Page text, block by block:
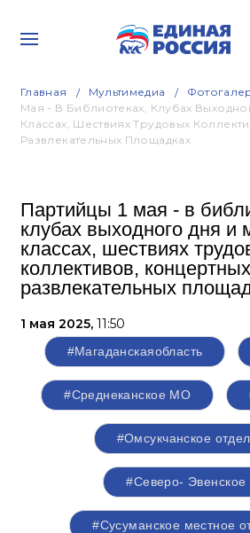
Главная Мультимедиа
Мая - В Библиотеках, Клубах
Классах, Шествиях Трудовых
Развлекательных Площадках
Партийцы 1 мая - в
клубах выходного дня и
классах, шествиях
коллективов,
развлекательных
1 мая 2025, 11:50
#Магаданскаяобласть
#Среднеканское МО
#Омсукчанское
#Северо-
#Сусуманское местное